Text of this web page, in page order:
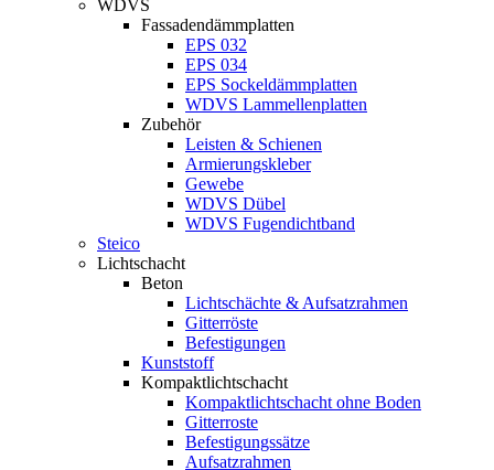
WDVS
Fassadendämmplatten
EPS 032
EPS 034
EPS Sockeldämmplatten
WDVS Lammellenplatten
Zubehör
Leisten & Schienen
Armierungskleber
Gewebe
WDVS Dübel
WDVS Fugendichtband
Steico
Lichtschacht
Beton
Lichtschächte & Aufsatzrahmen
Gitterröste
Befestigungen
Kunststoff
Kompaktlichtschacht
Kompaktlichtschacht ohne Boden
Gitterroste
Befestigungssätze
Aufsatzrahmen